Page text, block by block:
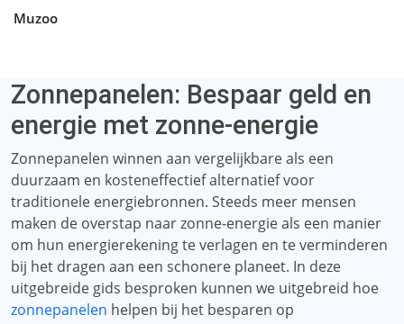
Muzoo
Zonnepanelen: Bespaar geld en
energie met zonne-energie
Zonnepanelen winnen aan vergelijkbare als een
duurzaam en kosteneffectief alternatief voor
traditionele energiebronnen. Steeds meer mensen
maken de overstap naar zonne-energie als een manier
om hun energierekening te verlagen en te verminderen
bij het dragen aan een schonere planeet. In deze
uitgebreide gids besproken kunnen we uitgebreid hoe
zonnepanelen helpen bij het besparen op